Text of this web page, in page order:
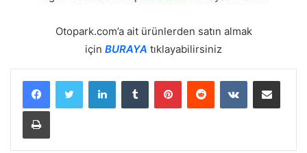
Otopark.com’a ait ürünlerden satın almak
için BURAYA tıklayabilirsiniz